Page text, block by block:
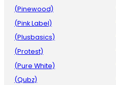
(Pinewood)
(Pink Label)
(Plusbasics)
(Protest)
(Pure White)
(Qubz)